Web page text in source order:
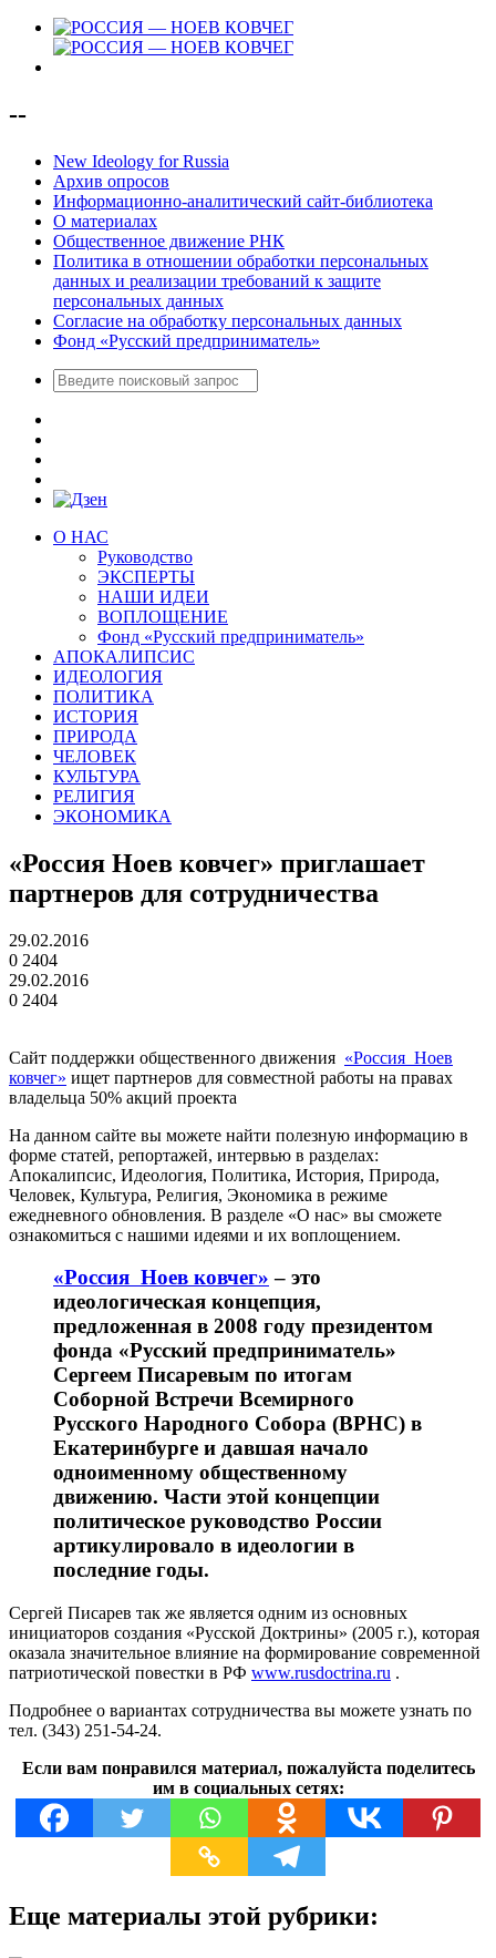
--
New Ideology for Russia
Архив опросов
Информационно-аналитический сайт-библиотека
О материалах
Общественное движение РНК
Политика в отношении обработки персональных
данных и реализации требований к защите
персональных данных
Согласие на обработку персональных данных
Фонд «Русский предприниматель»
О НАС
Руководство
ЭКСПЕРТЫ
НАШИ ИДЕИ
ВОПЛОЩЕНИЕ
Фонд «Русский предприниматель»
АПОКАЛИПСИС
ИДЕОЛОГИЯ
ПОЛИТИКА
ИСТОРИЯ
ПРИРОДА
ЧЕЛОВЕК
КУЛЬТУРА
РЕЛИГИЯ
ЭКОНОМИКА
«Россия Ноев ковчег» приглашает
партнеров для сотрудничества
29.02.2016
0 2404
29.02.2016
0 2404
Сайт поддержки общественного движения «Россия Ноев
ковчег» ищет партнеров для совместной работы на правах
владельца 50% акций проекта
На данном сайте вы можете найти полезную информацию в
форме статей, репортажей, интервью в разделах:
Апокалипсис, Идеология, Политика, История, Природа,
Человек, Культура, Религия, Экономика в режиме
ежедневного обновления. В разделе «О нас» вы сможете
ознакомиться с нашими идеями и их воплощением.
«Россия Ноев ковчег» – это
идеологическая концепция,
предложенная в 2008 году президентом
фонда «Русский предприниматель»
Сергеем Писаревым по итогам
Соборной Встречи Всемирного
Русского Народного Собора (ВРНС) в
Екатеринбурге и давшая начало
одноименному общественному
движению. Части этой концепции
политическое руководство России
артикулировало в идеологии в
последние годы.
Сергей Писарев так же является одним из основных
инициаторов создания «Русской Доктрины» (2005 г.), которая
оказала значительное влияние на формирование современной
патриотической повестки в РФ www.rusdoctrina.ru .
Подробнее о вариантах сотрудничества вы можете узнать по
тел. (343) 251-54-24.
Если вам понравился материал, пожалуйста поделитесь
им в социальных сетях:
Еще материалы этой рубрики: